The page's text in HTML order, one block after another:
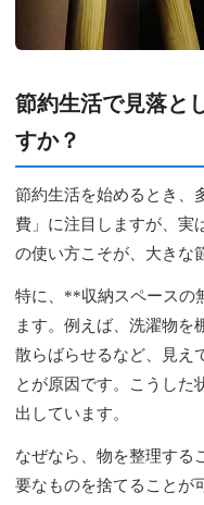
節約生活で見落と
すか？
節約生活を始めるとき、
費」に注目しますが、実
の使い方こそが、大きな
特に、**収納スペースの
ます。例えば、洗濯物を
散らばらせるなど、見え
とが原因です。こうした
出しています。
なぜなら、物を整理する
要なものを捨てることが